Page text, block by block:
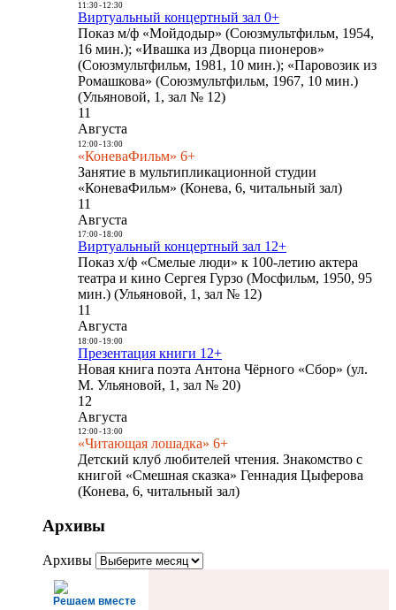
11:30- 12:30
Виртуальный концертный зал 0+
Показ м/ф «Мойдодыр» (Союзмультфильм, 1954,
16 мин.); «Ивашка из Дворца пионеров»
(Союзмультфильм, 1981, 10 мин.); «Паровозик из
Ромашкова» (Союзмультфильм, 1967, 10 мин.)
(Ульяновой, 1, зал № 12)
11
Августа
12:00- 13:00
«КоневаФильм» 6+
Занятие в мультипликационной студии
«КоневаФильм» (Конева, 6, читальный зал)
11
Августа
17:00- 18:00
Виртуальный концертный зал 12+
Показ х/ф «Смелые люди» к 100-летию актера
театра и кино Сергея Гурзо (Мосфильм, 1950, 95
мин.) (Ульяновой, 1, зал № 12)
11
Августа
18:00- 19:00
Презентация книги 12+
Новая книга поэта Антона Чёрного «Сбор» (ул.
М. Ульяновой, 1, зал № 20)
12
Августа
12:00- 13:00
«Читающая лошадка» 6+
Детский клуб любителей чтения. Знакомство с
книгой «Смешная сказка» Геннадия Цыферова
(Конева, 6, читальный зал)
Архивы
Архивы
Решаем вместе